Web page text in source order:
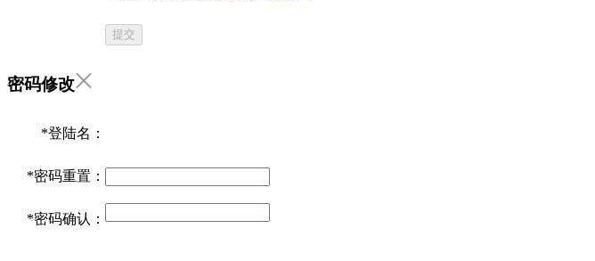
提交
密码修改
*登陆名：
*密码重置：
*密码确认：